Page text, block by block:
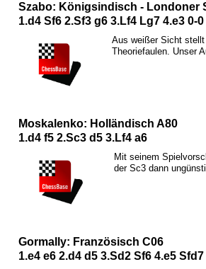
Szabo: Königsindisch - Londoner
1.d4 Sf6 2.Sf3 g6 3.Lf4 Lg7 4.e3 0-
Aus weißer Sicht stellt
Theoriefaulen. Unser
Moskalenko: Holländisch A80
1.d4 f5 2.Sc3 d5 3.Lf4 a6
Mit seinem
der Sc3 dann
Gormally: Französisch C06
1.e4 e6 2.d4 d5 3.Sd2 Sf6 4.e5 Sfd7